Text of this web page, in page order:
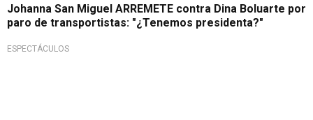
Johanna San Miguel ARREMETE contra Dina Boluarte por
paro de transportistas: "¿Tenemos presidenta?"
ESPECTÁCULOS